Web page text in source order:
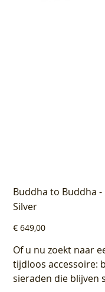
Buddha to Buddha -
Silver
Prijs
€ 649,00
Of u nu zoekt naar
tijdloos accessoire:
sieraden die blijven